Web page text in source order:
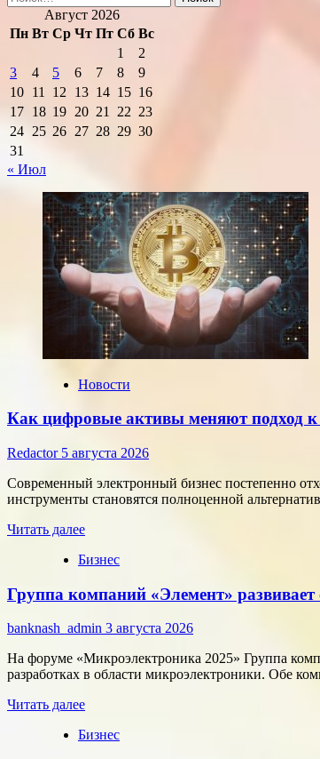
Август 2026
Пн Вт Ср Чт Пт Сб Вс
1
2
3
4 5 6 7 8
9
10 11 12 13 14 15 16
17 18 19 20 21 22 23
24 25 26 27 28 29 30
31
« Июл
Новости
Как цифровые активы меняют подход к
Redactor 5 августа 2026
Современный электронный бизнес постепенно
инструменты становятся полноценной
Читать далееПрочитать
о
цифровые
меняют
к
онлайн-
Бизнес
Группа компаний «Элемент» развивает
banknash_admin 3 августа 2026
На форуме «Микроэлектроника 2025» Группа
разработках в области микроэлектроники. Обе
Читать далееПрочитать
о
Бизнес